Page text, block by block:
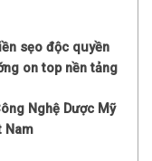
sẹo độc quyền
on top nền tảng
Nghệ Dược Mỹ
Nam